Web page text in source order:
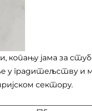
копању јама за
у градитељству и
сектору.